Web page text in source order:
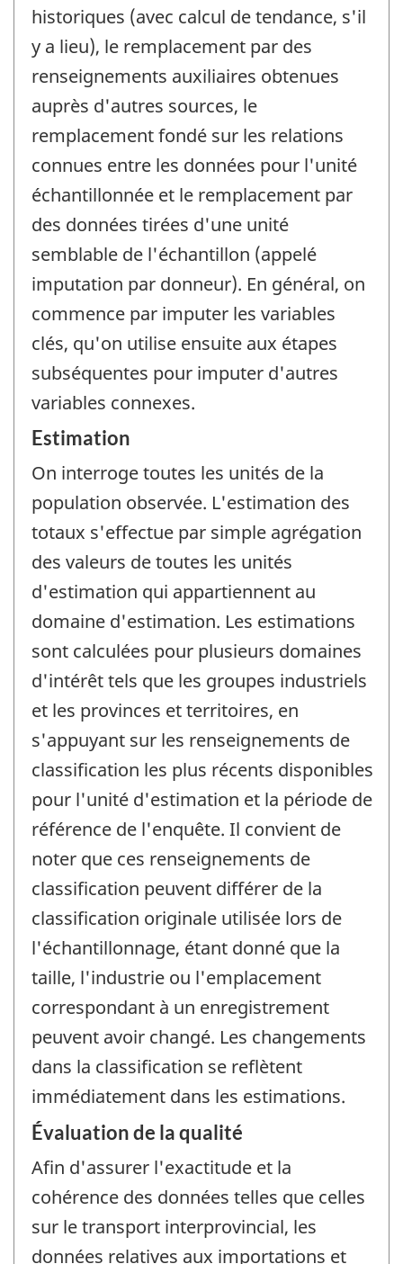
historiques (avec calcul de tendance, s'il
y a lieu), le remplacement par des
renseignements auxiliaires obtenues
auprès d'autres sources, le
remplacement fondé sur les relations
connues entre les données pour l'unité
échantillonnée et le remplacement par
des données tirées d'une unité
semblable de l'échantillon (appelé
imputation par donneur). En général, on
commence par imputer les variables
clés, qu'on utilise ensuite aux étapes
subséquentes pour imputer d'autres
variables connexes.
Estimation
On interroge toutes les unités de la
population observée. L'estimation des
totaux s'effectue par simple agrégation
des valeurs de toutes les unités
d'estimation qui appartiennent au
domaine d'estimation. Les estimations
sont calculées pour plusieurs domaines
d'intérêt tels que les groupes industriels
et les provinces et territoires, en
s'appuyant sur les renseignements de
classification les plus récents disponibles
pour l'unité d'estimation et la période de
référence de l'enquête. Il convient de
noter que ces renseignements de
classification peuvent différer de la
classification originale utilisée lors de
l'échantillonnage, étant donné que la
taille, l'industrie ou l'emplacement
correspondant à un enregistrement
peuvent avoir changé. Les changements
dans la classification se reflètent
immédiatement dans les estimations.
Évaluation de la qualité
Afin d'assurer l'exactitude et la
cohérence des données telles que celles
sur le transport interprovincial, les
données relatives aux importations et